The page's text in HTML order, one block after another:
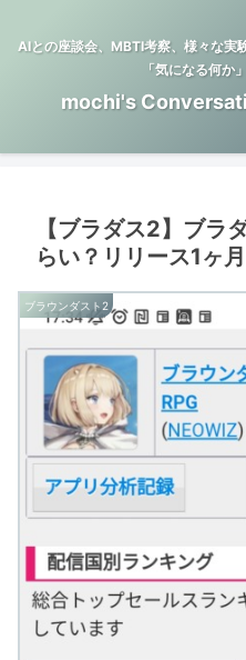
AIとの座談会、MBTI考察、様々な実
「気になる何か
mochi's
【ブラダス2】ブラ
らい？リリース1ヶ
ブラウンダスト2